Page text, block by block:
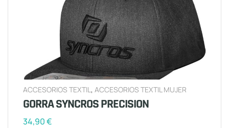
ACCESORIOS TEXTIL, ACCESORIOS TEXTIL MUJER
GORRA SYNCROS PRECISION
34,90€